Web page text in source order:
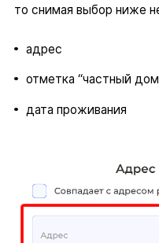
то снимая выбор ниже
адрес
отметка “частный
дата проживания